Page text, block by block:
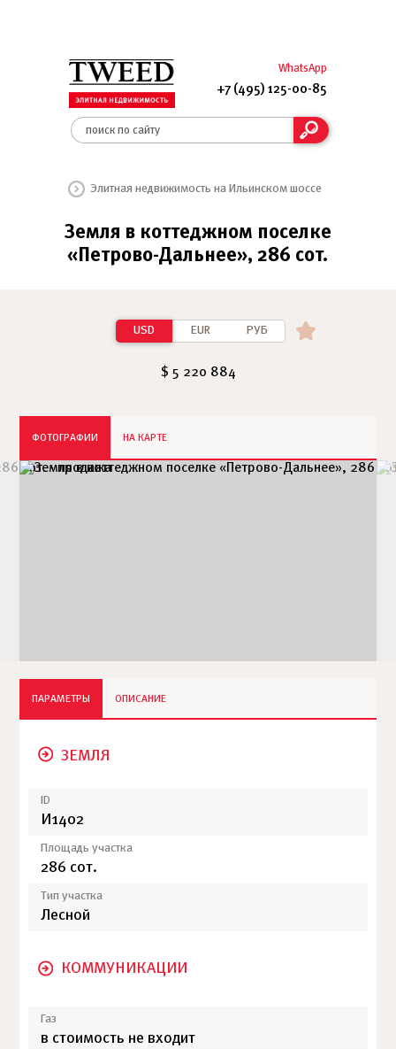
WhatsApp
+7 (495) 125-00-85
Элитная недвижимость на Ильинском шоссе
Земля в коттеджном поселке
«Петрово-Дальнее», 286 сот.
USD EUR РУБ
$ 5 220 884
ФОТОГРАФИИ НА КАРТЕ
ПАРАМЕТРЫ ОПИСАНИЕ
ЗЕМЛЯ
ID
И1402
Площадь участка
286 сот.
Тип участка
Лесной
КОММУНИКАЦИИ
Газ
в стоимость не входит